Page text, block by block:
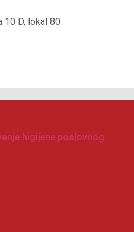
10 D, lokal 80
higijene poslovnog